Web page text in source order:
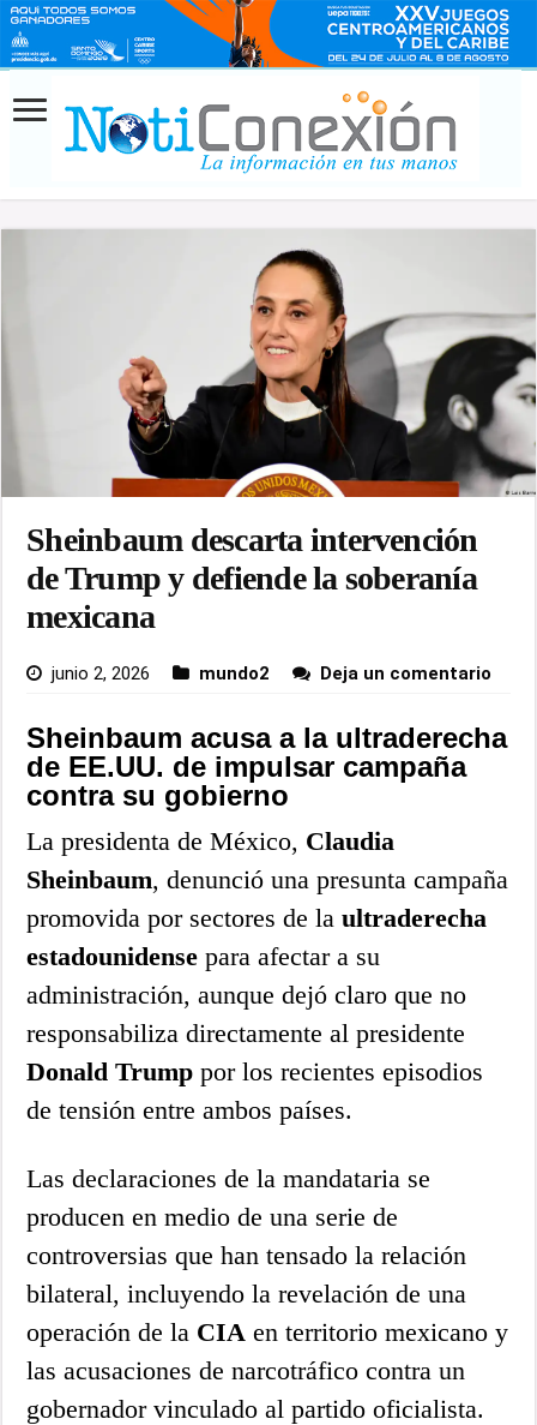
Sheinbaum descarta intervención
de Trump y defiende la soberanía
mexicana
junio 2, 2026 mundo2 Deja un comentario
Sheinbaum acusa a la ultraderecha
de EE.UU. de impulsar campaña
contra su gobierno
La presidenta de México, Claudia
Sheinbaum, denunció una presunta campaña
promovida por sectores de laultraderecha
estadounidense para afectar a su
administración, aunque dejó claro que no
responsabiliza directamente al presidente
Donald Trump por los recientes episodios
de tensión entre ambos países.
Las declaraciones de la mandataria se
producen en medio de una serie de
controversias que han tensado la relación
bilateral, incluyendo la revelación de una
operación de la CIA en territorio mexicano y
las acusaciones de narcotráfico contra un
gobernador vinculado al partido oficialista.